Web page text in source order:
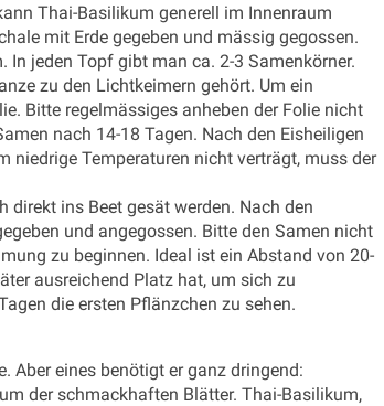
Thai-Basilikum generell im Innenraum
mit Erde gegeben und mässig gegossen.
jeden Topf gibt man ca. 2-3 Samenkörner.
zu den Lichtkeimern gehört. Um ein
Bitte regelmässiges anheben der Folie nicht
nach 14-18 Tagen. Nach den Eisheiligen
niedrige Temperaturen nicht verträgt, muss der
ins Beet gesät werden. Nach den
und angegossen. Bitte den Samen nicht
zu beginnen. Ideal ist ein Abstand von 20-
ausreichend Platz hat, um sich zu
die ersten Pflänzchen zu sehen.
Aber eines benötigt er ganz dringend:
der schmackhaften Blätter. Thai-Basilikum,